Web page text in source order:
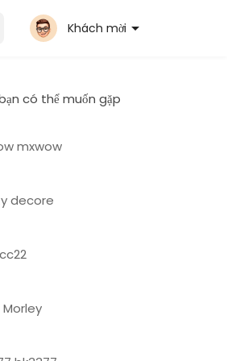
Khách mời
có thể muốn gặp
mxwow
decore